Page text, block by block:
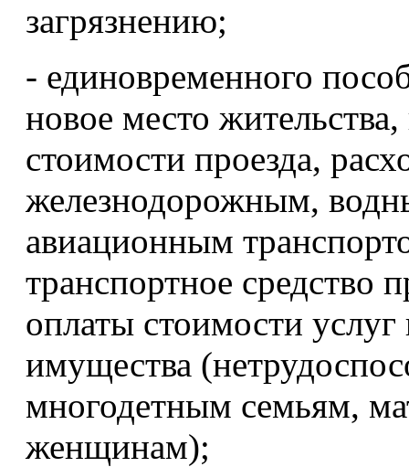
загрязнению;
- единовременного
новое место
стоимости проезда,
железнодорожным,
авиационным
транспортное средство
оплаты стоимости услуг
имущества
многодетным семьям,
женщинам);